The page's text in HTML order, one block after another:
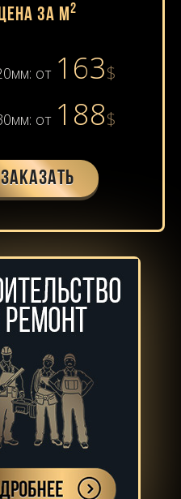
Цена за м 2
от 163$
от 188$
Заказать